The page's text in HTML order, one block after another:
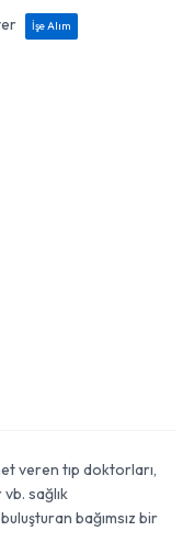
İşe Alım
veren tıp doktorları,
sağlık
bağımsız bir